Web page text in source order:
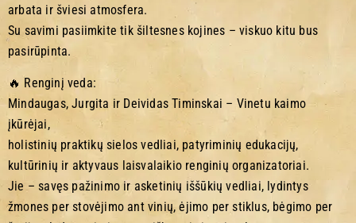
arbata ir šviesi atmosfera.
Su savimi pasiimkite tik šiltesnes kojines – viskuo kitu bus
pasirūpinta.
🔥 Renginį veda:
Mindaugas, Jurgita ir Deividas Timinskai – Vinetu kaimo
įkūrėjai,
holistinių praktikų sielos vedliai, patyriminių edukacijų,
kultūrinių ir aktyvaus laisvalaikio renginių organizatoriai.
Jie – savęs pažinimo ir asketinių iššūkių vedliai, lydintys
žmones per stovėjimo ant vinių, ėjimo per stiklus, bėgimo per